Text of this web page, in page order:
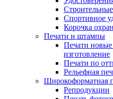
Спортивное
Корочка
Печати и штампы
Печати
изготовление
Печати по
Рельефная
Широкоформатная
Репродукции